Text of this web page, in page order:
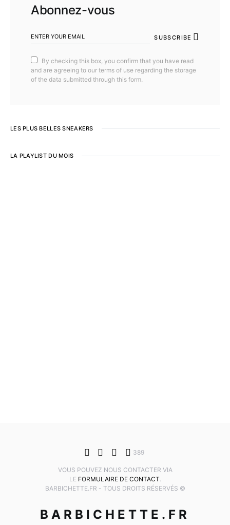
Abonnez-vous
SUBSCRIBE
By checking this box, you confirm that you have read
and are agreeing to our terms of use regarding the storage
of the data submitted through this form.
LES PLUS BELLES SNEAKERS
LA PLAYLIST DU MOIS
389
VOUS POUVEZ NOUS CONTACTER VIA
LE FORMULAIRE DE CONTACT.
BARBICHETTE.FR - TOUS DROITS RÉSERVÉS ©
BARBICHETTE.FR